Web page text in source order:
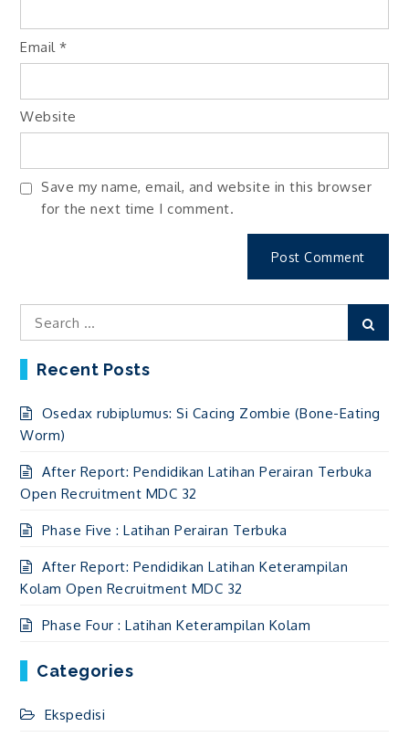
Email*
Website
Save my name, email, and website in this browser
for the next time I comment.
Search
for:
Recent Posts
Osedax rubiplumus: Si Cacing Zombie (Bone-Eating
Worm)
After Report: Pendidikan Latihan Perairan Terbuka
Open Recruitment MDC 32
Phase Five : Latihan Perairan Terbuka
After Report: Pendidikan Latihan Keterampilan
Kolam Open Recruitment MDC 32
Phase Four : Latihan Keterampilan Kolam
Categories
Ekspedisi